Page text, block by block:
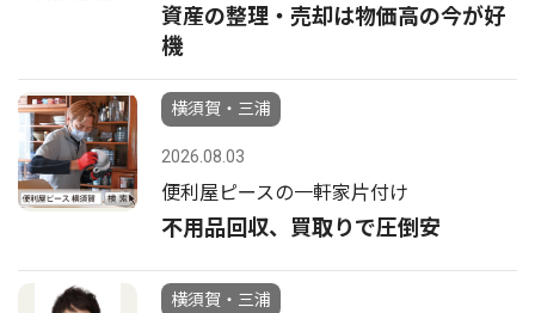
資産の整理・売却は物価高の今が好
機
横須賀・三浦
2026.08.03
便利屋ピースの一軒家片付け
不用品回収、買取りで圧倒安
横須賀・三浦